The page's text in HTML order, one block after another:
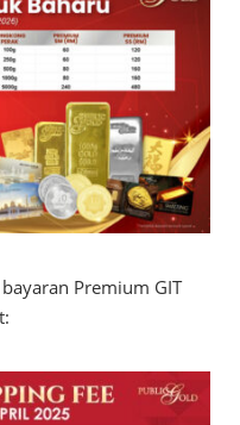
Premium GIT